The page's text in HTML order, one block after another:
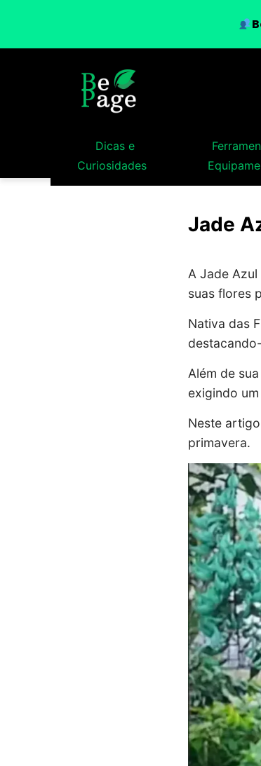
Dicas e
Curiosidades
Jade
A Jade Azul
suas flores
Nativa das
Além de
exigindo
Neste
primavera.